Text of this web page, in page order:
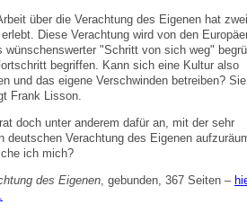
über die Verachtung des Eigenen hat zwei
Diese Verachtung wird von den
wünschenswerter "Schritt von sich weg"
begriffen. Kann sich eine Kultur also
und das eigene Verschwinden betreiben? Sie
Frank Lisson.
doch unter anderem dafür an, mit der sehr
deutschen Verachtung des Eigenen
ich mich?
des Eigenen , gebunden, 367 Seiten –